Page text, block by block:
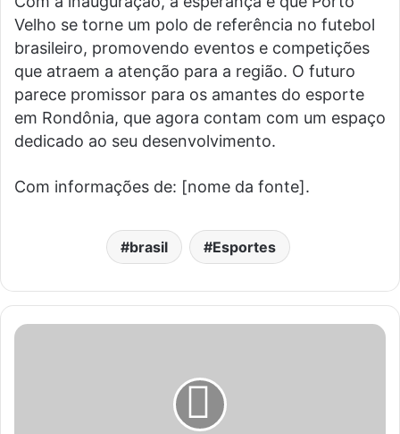
Velho se torne um polo de referência no futebol
brasileiro, promovendo eventos e competições
que atraem a atenção para a região. O futuro
parece promissor para os amantes do esporte
em Rondônia, que agora contam com um espaço
dedicado ao seu desenvolvimento.
Com informações de: [nome da fonte].
brasil Esportes